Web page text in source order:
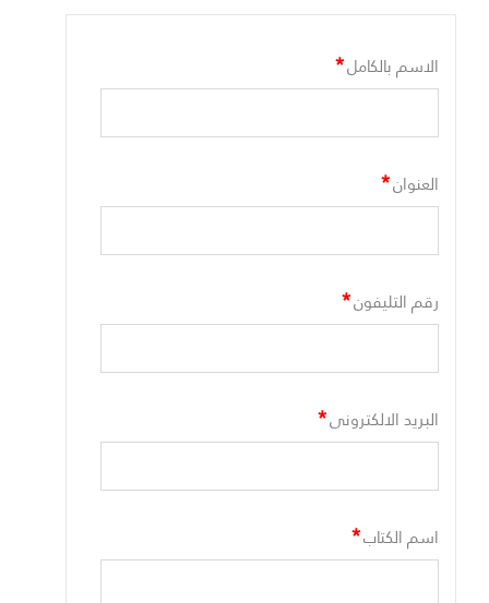
الاسم بالكامل*
العنوان*
رقم التليفون*
البريد الالكترونى*
اسم الكتاب*